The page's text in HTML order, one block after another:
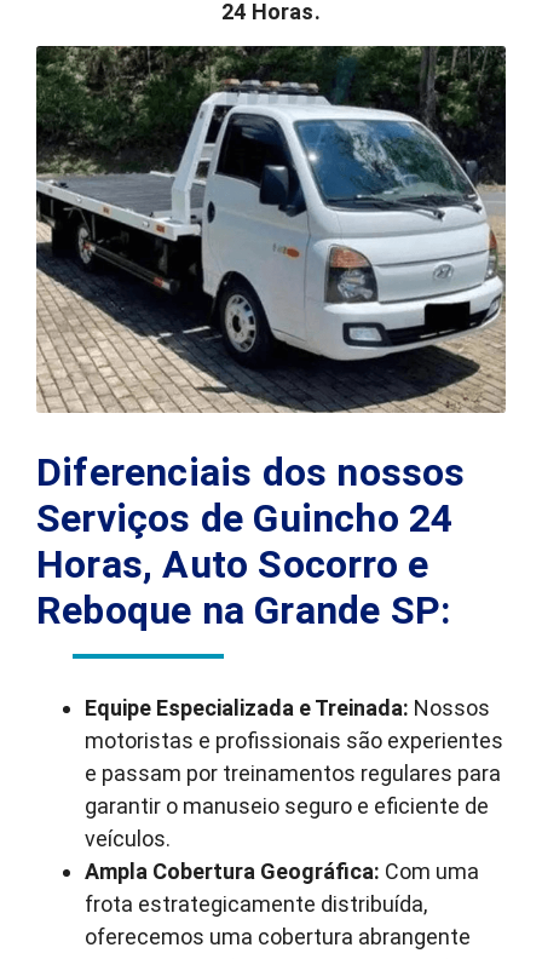
24 Horas.
Diferenciais dos nossos
Serviços de Guincho 24
Horas, Auto Socorro e
Reboque na Grande SP:
Equipe Especializada e Treinada: Nossos
motoristas e profissionais são experientes
e passam por treinamentos regulares para
garantir o manuseio seguro e eficiente de
veículos.
Ampla Cobertura Geográfica: Com uma
frota estrategicamente distribuída,
oferecemos uma cobertura abrangente